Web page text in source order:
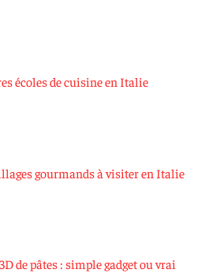
écoles de cuisine en Italie
gourmands à visiter en Italie
de pâtes : simple gadget ou vrai